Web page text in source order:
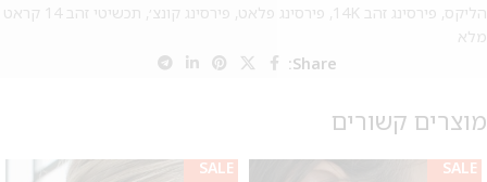
הליקס, פירסינג זהב 14K , פירסינג פלאט, פירסינג קונצ׳,
תכשיטי זהב 14 קראט
מלא
Share:
מוצרים קשורים
SALE
SALE